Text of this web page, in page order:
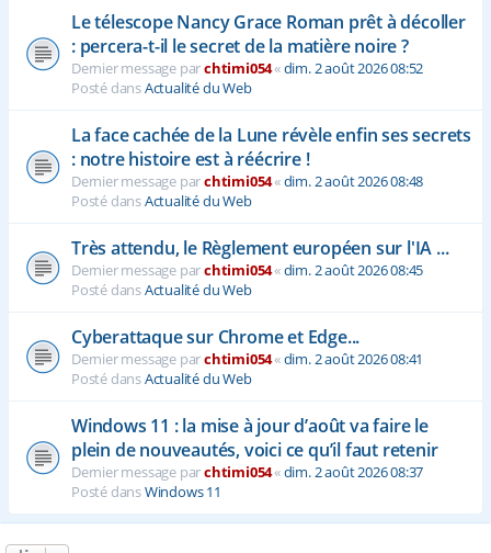
Le télescope Nancy Grace Roman prêt à décoller
: percera-t-il le secret de la matière noire ?
Dernier message parchtimi054«dim. 2 août 2026 08:52
Posté dansActualité du Web
La face cachée de la Lune révèle enfin ses secrets
: notre histoire est à réécrire !
Dernier message parchtimi054«dim. 2 août 2026 08:48
Posté dansActualité du Web
Très attendu, le Règlement européen sur l'IA ...
Dernier message parchtimi054«dim. 2 août 2026 08:45
Posté dansActualité du Web
Cyberattaque sur Chrome et Edge...
Dernier message parchtimi054«dim. 2 août 2026 08:41
Posté dansActualité du Web
Windows 11 : la mise à jour d’août va faire le
plein de nouveautés, voici ce qu’il faut retenir
Dernier message parchtimi054«dim. 2 août 2026 08:37
Posté dansWindows 11